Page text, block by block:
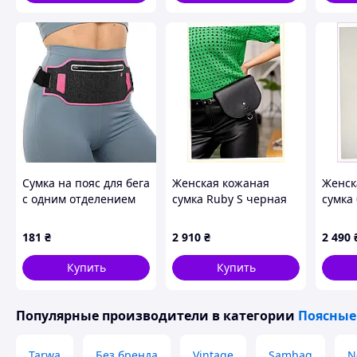
Во время бега и спортивных упражнений ничто не
сумка на пояс нивелирует дискомфортные чувства при
девайсов. Вместительный карман с молнией, сбережет
Сумка на пояс для бега
с одним отделением
10500A цвета в
ассортименте
181 ₴
Купить
Женская кожаная
сумка Ruby S черная
2 910 ₴
Купить
сумка
2 490
Популярные производители в категории